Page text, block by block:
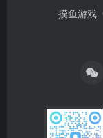
摸鱼游戏